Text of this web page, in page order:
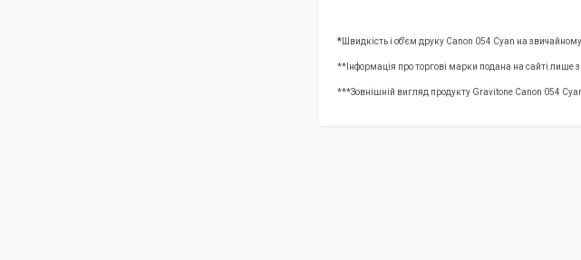
* Швидкість і об'єм друку Canon 054 Cyan на
**Інформація про торгові марки подана на сайті лише
***Зовнішній вигляд продукту Gravitone Canon 054